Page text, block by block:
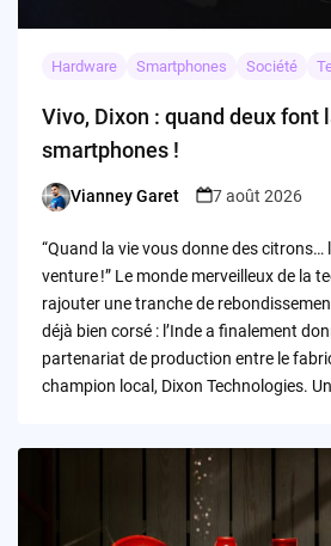
Hardware Smartphones Société
Vivo, Dixon : quand deux font
smartphones !
Posted
Vianney Garet 7 août 2026
“Quand la vie vous donne des citrons…
venture !” Le monde merveilleux de la
rajouter une tranche de
déjà bien corsé : l’Inde a finalement
partenariat de production entre le
champion local, Dixon Technologies.